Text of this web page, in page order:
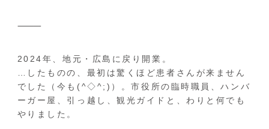
⸻
2024年、地元・広島に戻り開業。
…したものの、最初は驚くほど患者さんが来ません
でした（今も(^◇^;)）。市役所の臨時職員、ハンバ
ーガー屋、引っ越し、観光ガイドと、わりと何でも
やりました。